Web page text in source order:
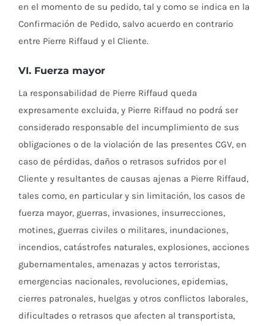
en el momento de su pedido, tal y como se indica en la
Confirmación de Pedido, salvo acuerdo en contrario
entre Pierre Riffaud y el Cliente.
VI. Fuerza mayor
La responsabilidad de Pierre Riffaud queda
expresamente excluida, y Pierre Riffaud no podrá ser
considerado responsable del incumplimiento de sus
obligaciones o de la violación de las presentes CGV, en
caso de pérdidas, daños o retrasos sufridos por el
Cliente y resultantes de causas ajenas a Pierre Riffaud,
tales como, en particular y sin limitación, los casos de
fuerza mayor, guerras, invasiones, insurrecciones,
motines, guerras civiles o militares, inundaciones,
incendios, catástrofes naturales, explosiones, acciones
gubernamentales, amenazas y actos terroristas,
emergencias nacionales, revoluciones, epidemias,
cierres patronales, huelgas y otros conflictos laborales,
dificultades o retrasos que afecten al transportista,